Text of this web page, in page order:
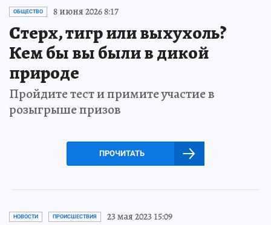
ОБЩЕСТВО 8 июня 2026 8:17
Стерх, тигр или выхухоль?
Кем бы вы были в дикой
природе
Пройдите тест и примите участие в
розыгрыше призов
ПРОЧИТАТЬ
НОВОСТИ ПРОИСШЕСТВИЯ 23 мая 2023 15:09